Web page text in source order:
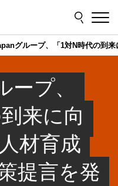
グループ、「1対N時代の到
ープ、
来に向
材育成
提言を発